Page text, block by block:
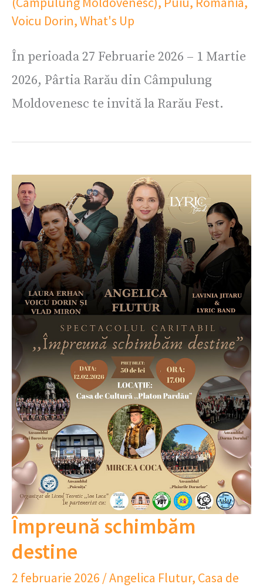
Voicu Dorin,What's Up
În perioada 27 Februarie 2026 – 1 Martie
2026, Pârtia Rarău din Câmpulung
Moldovenesc te invită la Rarău Fest.
Împreună schimbăm
destine
2 februarie 2026 /Angelica Flutur, Casa de